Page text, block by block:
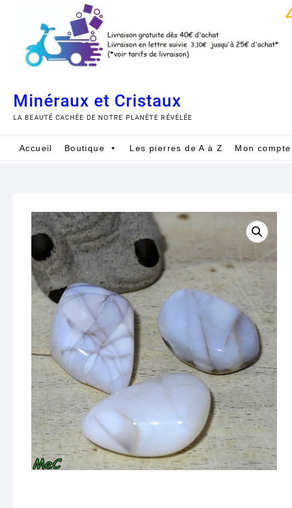
Minéraux et Cristaux
LA BEAUTÉ CACHÉE DE NOTRE PLANÈTE RÉVÉLÉE
Accueil Boutique Les pierres de A à Z Mon compte